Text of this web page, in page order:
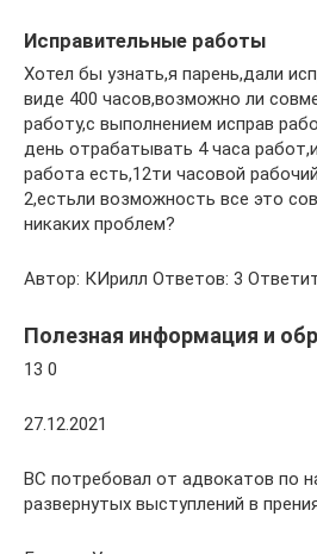
Исправительные работы
Хотел бы узнать,я парень,дали
виде 400 часов,возможно ли
работу,с выполнением исправ
день отрабатывать 4 часа
работа есть,12ти часовой
2,естьли возможность все это
никаких проблем?
Автор: КИрилл Ответов: 3
Полезная информация и
13 0
27.12.2021
ВС потребовал от адвокатов по
развернутых выступлений в